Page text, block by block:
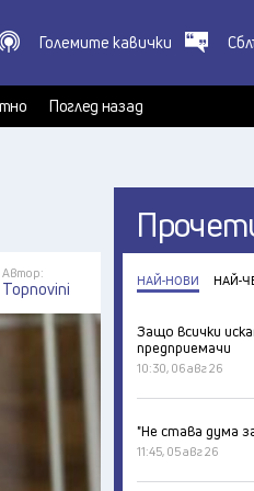
X
Големите кавички
Поглед назад
Автор:
Topnovini НАЙ-НОВИ НАЙ-
Защо всички
предприемачи
10:30, 06 авг 26
"Не става дума
11:45, 05 авг 26